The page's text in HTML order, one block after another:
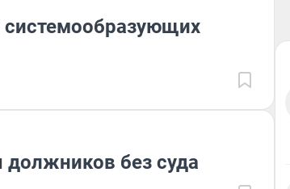
системообразующих
должников без суда